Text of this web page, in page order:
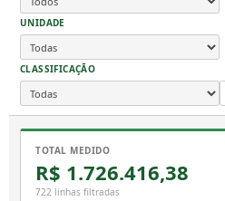
UNIDADE
CLASSIFICAÇÃO
TOTAL MEDIDO
R$ 1.726.416,38
722 linhas filtradas